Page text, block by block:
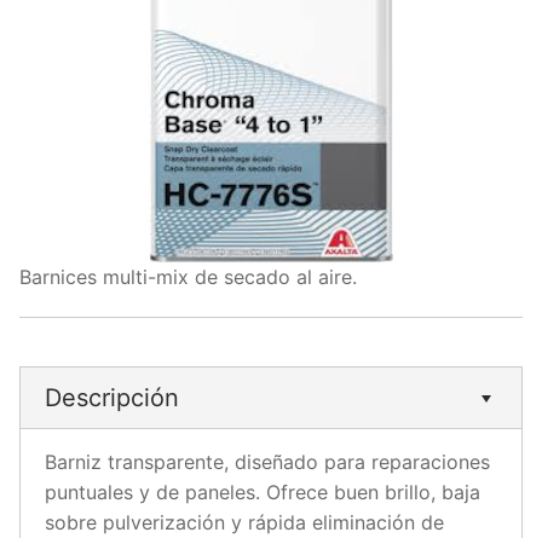
Barnices multi-mix de secado al aire.
Descripción
Barniz transparente, diseñado para reparaciones
puntuales y de paneles. Ofrece buen brillo, baja
sobre pulverización y rápida eliminación de